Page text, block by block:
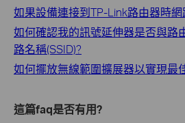
如果設備連接到TP-Link路由器時
如何確認我的訊號延伸器是否與路
路名稱(SSID)?
如何擺放無線範圍擴展器以實現最
這篇faq是否有用?